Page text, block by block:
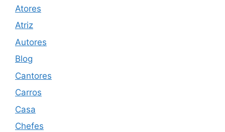
Atores
Atriz
Autores
Blog
Cantores
Carros
Casa
Chefes